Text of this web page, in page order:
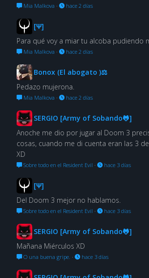
Mia Malkova · hace 2 días
[Ψ]
Para qué voy a miar tu alcoba pudiendo
Mia Malkova · hace 2 días
Bonox (El abogato )⚖
Pedazo mujerona.
Mia Malkova · hace 2 días
SERGIO [Army of Sobando🐸]
Anoche me dio por jugar al Doom 3
cosas, cuando me di cuenta eran las 3
XD
Sobre todo en el Resident Evil · hace 3 días
[Ψ]
Del Doom 3 mejor no hablamos.
Sobre todo en el Resident Evil · hace 3 días
SERGIO [Army of Sobando🐸]
Mañana Miérculos XD
O una buena gripe. · hace 3 días